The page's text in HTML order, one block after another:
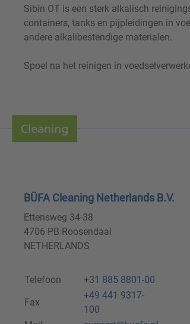
Sibin OT is een sterk alkalisch
containers, tanks en pijpleidingen in
andere alkalibestendige materialen.
Spoel na het reinigen in
BÜFA Cleaning Netherlands B.V.
Ettensweg 34-38
4706 PB Roosendaal
NETHERLANDS
Telefoon
+31 885 8801-00
Fax
+49 441 9317-
100